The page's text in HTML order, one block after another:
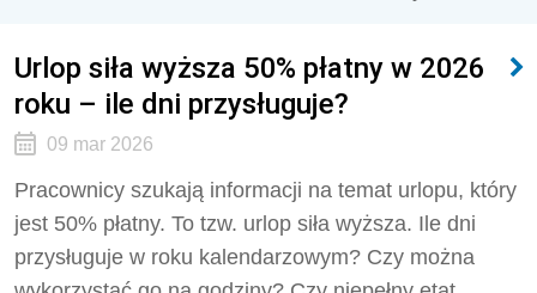
Urlop siła wyższa 50% płatny w 2026
roku – ile dni przysługuje?
09 mar 2026
Pracownicy szukają informacji na temat urlopu, który
jest 50% płatny. To tzw. urlop siła wyższa. Ile dni
przysługuje w roku kalendarzowym? Czy można